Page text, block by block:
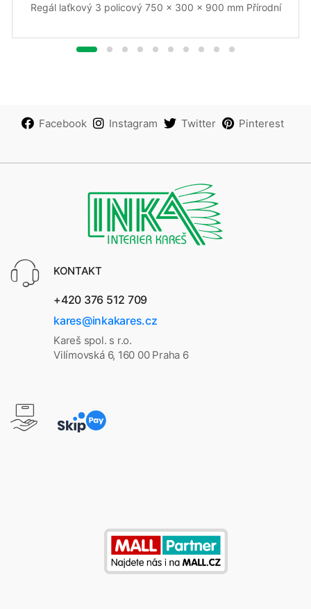
Regál laťkový 3 policový 750 x 300 x 900 mm Přírodní
Facebook Instagram Twitter Pinterest
KONTAKT
+420 376 512 709
kares@inkakares.cz
Kareš spol. s r.o.
Vilímovská 6, 160 00 Praha 6